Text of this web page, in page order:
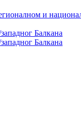
и
Балкана
Балкана